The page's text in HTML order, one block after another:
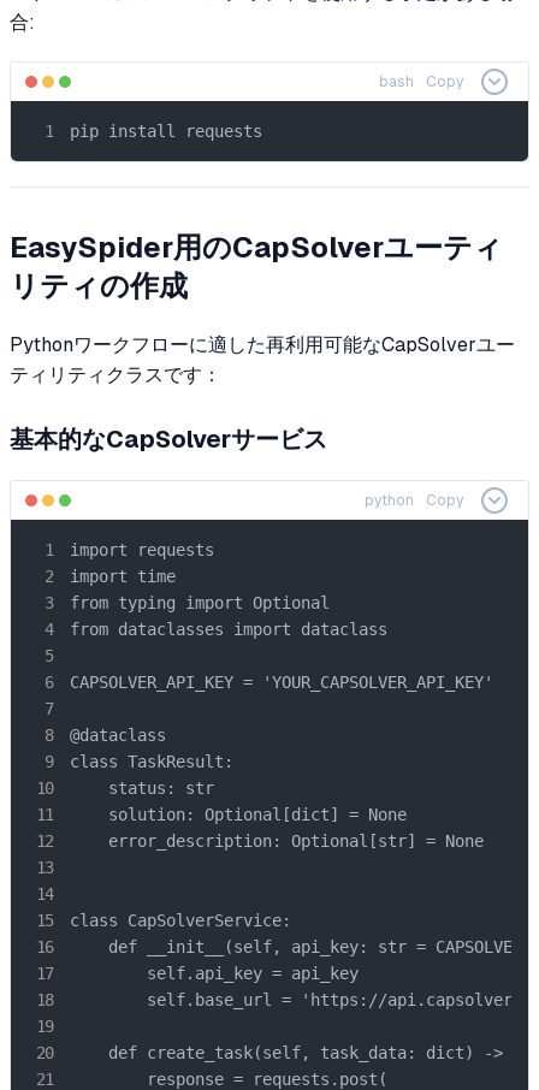
合:
bash Copy
pip install requests
EasySpider用のCapSolverユーティ
リティの作成
Pythonワークフローに適した再利用可能なCapSolverユー
ティリティクラスです：
基本的なCapSolverサービス
python Copy
import requests
import time
from typing import Optional
from dataclasses import dataclass
CAPSOLVER_API_KEY = 'YOUR_CAPSOLVER_API_KEY'
@dataclass
class TaskResult:
    status: str
    solution: Optional[dict] = None
    error_description: Optional[str] = None
class CapSolverService:
def __init__(self, api_key: str =
        self.api_key = api_key
self.base_url = 'https://
def create_task(self, task_data: dict) ->
        response = requests.post(